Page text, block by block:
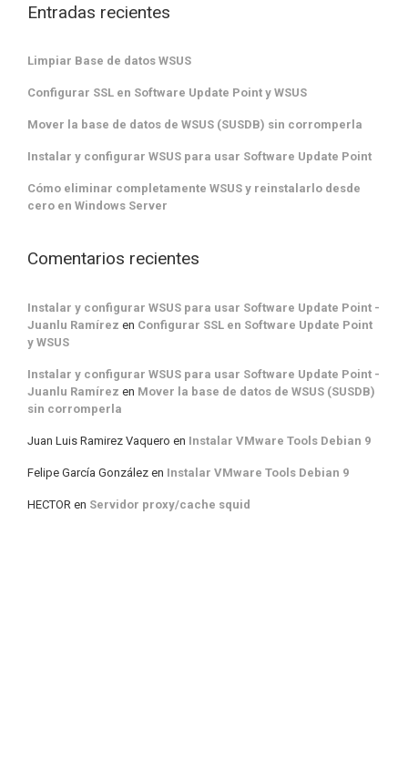
Entradas recientes
Limpiar Base de datos WSUS
Configurar SSL en Software Update Point y WSUS
Mover la base de datos de WSUS (SUSDB) sin corromperla
Instalar y configurar WSUS para usar Software Update Point
Cómo eliminar completamente WSUS y reinstalarlo desde
cero en Windows Server
Comentarios recientes
Instalar y configurar WSUS para usar Software Update Point -
Juanlu Ramírez en Configurar SSL en Software Update Point
y WSUS
Instalar y configurar WSUS para usar Software Update Point -
Juanlu Ramírez en Mover la base de datos de WSUS (SUSDB)
sin corromperla
Juan Luis Ramirez Vaquero en Instalar VMware Tools Debian 9
Felipe García González en Instalar VMware Tools Debian 9
HECTOR en Servidor proxy/cache squid